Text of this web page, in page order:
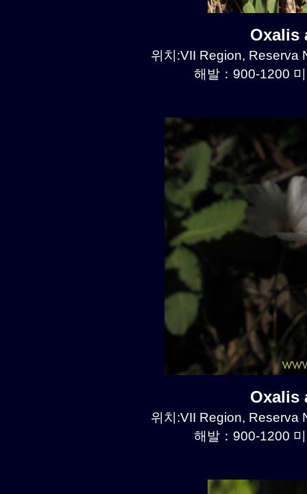
Oxalis
위치:VII Region, Reserva
해발：900-1200
Oxalis
위치:VII Region, Reserva
해발：900-1200